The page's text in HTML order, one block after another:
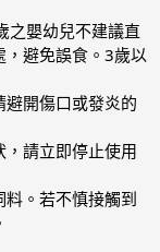
之嬰幼兒不建議直
，避免誤食。3歲以
開傷口或發炎的
請立即停止使用
。若不慎接觸到